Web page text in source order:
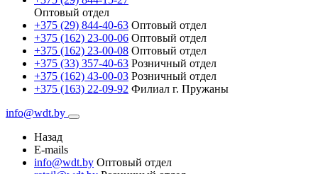
Оптовый отдел
+375 (29) 844-40-63 Оптовый отдел
+375 (162) 23-00-06 Оптовый отдел
+375 (162) 23-00-08 Оптовый отдел
+375 (33) 357-40-63 Розничный отдел
+375 (162) 43-00-03 Розничный отдел
+375 (163) 22-09-92 Филиал г. Пружаны
info@wdt.by
Назад
E-mails
info@wdt.by Оптовый отдел